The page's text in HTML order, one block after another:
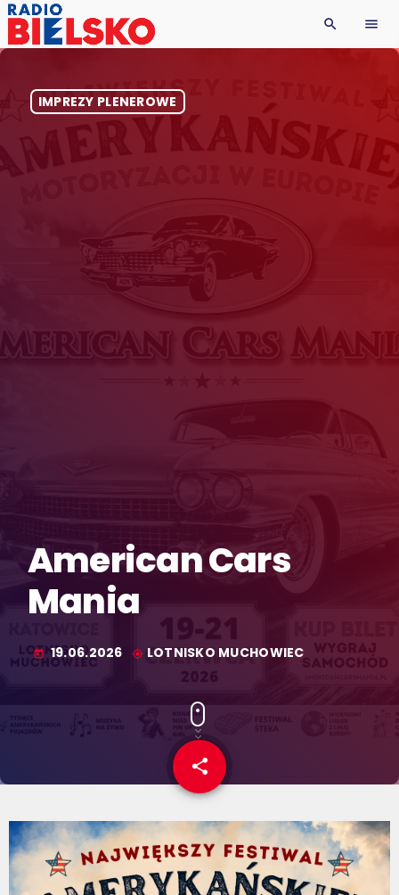
search menu
IMPREZY PLENEROWE
American Cars
Mania
today 19.06.2026 my_location LOTNISKO MUCHOWIEC
share
email